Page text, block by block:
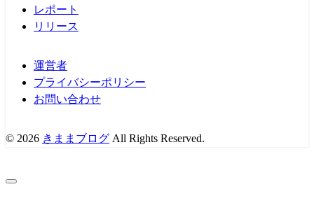
レポート
リリース
運営者
プライバシーポリシー
お問い合わせ
© 2026 きままブログ All Rights Reserved.